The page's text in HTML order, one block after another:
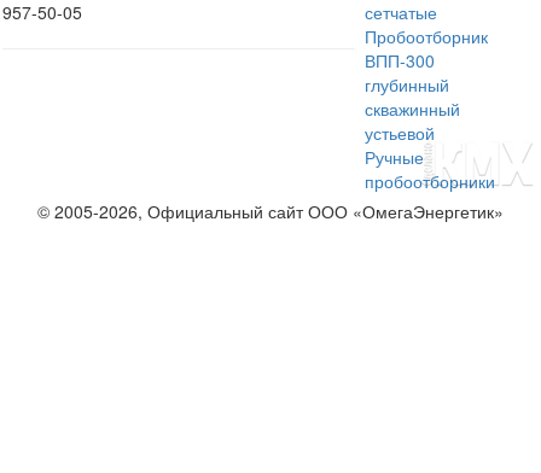
957-50-05
сетчатые
Пробоотборник
ВПП-300
глубинный
скважинный
устьевой
Ручные
пробоотборники
© 2005-2026, Официальный сайт ООО «ОмегаЭнергетик»